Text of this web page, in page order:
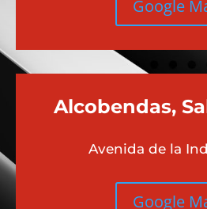
Google
Alcobendas,
Avenida de la
Google